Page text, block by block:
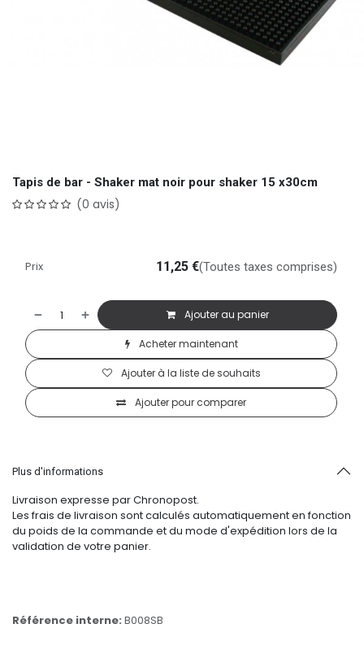
Tapis de bar - Shaker mat noir pour shaker 15 x30cm
(0 avis)
Ajouter au panier
Acheter maintenant
Ajouter pour comparer
Ajouter à la liste de souhaits
Prix 11,25 €(Toutes taxes comprises)
Plus d'informations
Livraison expresse par Chronopost.
Les frais de livraison sont calculés automatiquement en fonction
du poids de la commande et du mode d'expédition lors de la
validation de votre panier.
Référence interne: B008SB